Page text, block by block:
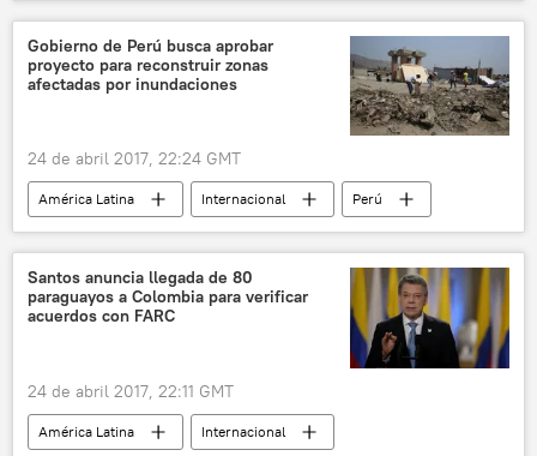
mujeres
derechos de la mujer
vestido
boda
protestas
Gobierno de Perú busca aprobar
proyecto para reconstruir zonas
afectadas por inundaciones
24 de abril 2017, 22:24 GMT
América Latina Internacional
Perú
inundación
noticias
Santos anuncia llegada de 80
paraguayos a Colombia para verificar
acuerdos con FARC
24 de abril 2017, 22:11 GMT
América Latina
Internacional